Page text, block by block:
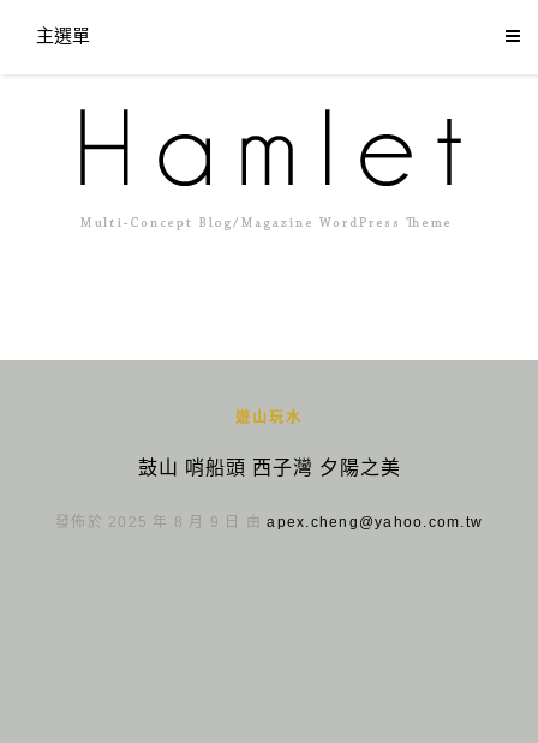
主選單
遊山玩水
鼓山 哨船頭 西子灣 夕陽之美
發佈於 2025 年 8 月 9 日 由apex.cheng@yahoo.com.tw